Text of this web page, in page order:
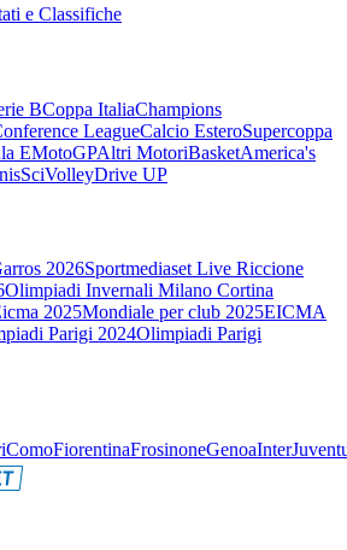
e Classifiche
BCoppa ItaliaChampions
LeagueCalcio EsteroSupercoppa
EMotoGPAltri MotoriBasketAmerica's
SciVolleyDrive UP
2026Sportmediaset Live Riccione
Olimpiadi Invernali Milano Cortina
2025Mondiale per club 2025EICMA
Parigi 2024Olimpiadi Parigi
ComoFiorentinaFrosinoneGenoaInter